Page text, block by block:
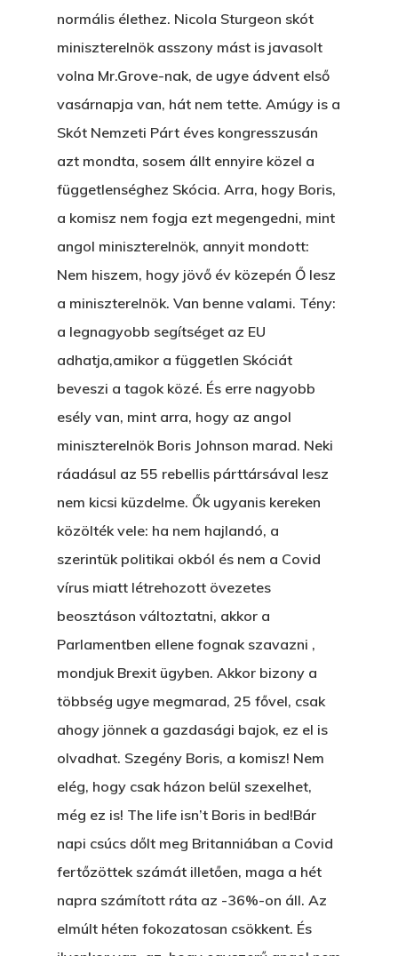
normális élethez. Nicola Sturgeon skót
miniszterelnök asszony mást is javasolt
volna Mr.Grove-nak, de ugye ádvent első
vasárnapja van, hát nem tette. Amúgy is a
Skót Nemzeti Párt éves kongresszusán
azt mondta, sosem állt ennyire közel a
függetlenséghez Skócia. Arra, hogy Boris,
a komisz nem fogja ezt megengedni, mint
angol miniszterelnök, annyit mondott:
Nem hiszem, hogy jövő év közepén Ő lesz
a miniszterelnök. Van benne valami. Tény:
a legnagyobb segítséget az EU
adhatja,amikor a független Skóciát
beveszi a tagok közé. És erre nagyobb
esély van, mint arra, hogy az angol
miniszterelnök Boris Johnson marad. Neki
ráadásul az 55 rebellis párttársával lesz
nem kicsi küzdelme. Ők ugyanis kereken
közölték vele: ha nem hajlandó, a
szerintük politikai okból és nem a Covid
vírus miatt létrehozott övezetes
beosztáson változtatni, akkor a
Parlamentben ellene fognak szavazni ,
mondjuk Brexit ügyben. Akkor bizony a
többség ugye megmarad, 25 fővel, csak
ahogy jönnek a gazdasági bajok, ez el is
olvadhat. Szegény Boris, a komisz! Nem
elég, hogy csak házon belül szexelhet,
még ez is! The life isn’t Boris in bed!Bár
napi csúcs dőlt meg Britanniában a Covid
fertőzöttek számát illetően, maga a hét
napra számított ráta az -36%-on áll. Az
elmúlt héten fokozatosan csökkent. És
Főoldal
Bolt
Könyveim
A Veszett Ügy
Szerelem És…
A Jóember
Novellák
Novellák
Álomszekrény
Rólam
Blog